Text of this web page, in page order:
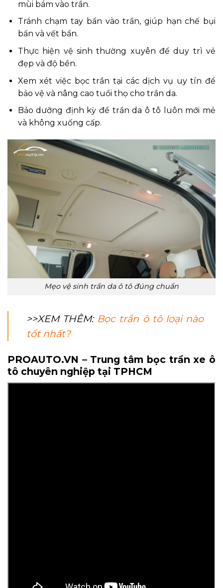
mùi bám vào trần.
Tránh chạm tay bẩn vào trần, giúp hạn chế bụi
bẩn và vết bẩn.
Thực hiện vệ sinh thường xuyên để duy trì vẻ
đẹp và độ bền.
Xem xét việc bọc trần tại các dịch vụ uy tín để
bảo vệ và nâng cao tuổi thọ cho trần da.
Bảo dưỡng định kỳ để trần da ô tô luôn mới mẻ
và không xuống cấp.
Mẹo vệ sinh trần da ô tô đúng chuẩn
>>XEM THÊM: Bọc trần ô tô loại nào
tốt nhất?
PROAUTO.VN – Trung tâm bọc trần xe ô
tô chuyên nghiệp tại TPHCM